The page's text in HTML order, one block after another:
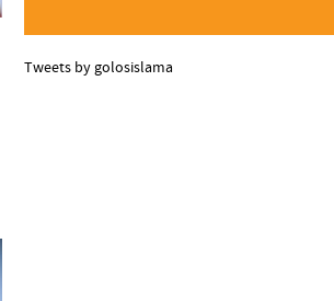
Tweets by golosislama